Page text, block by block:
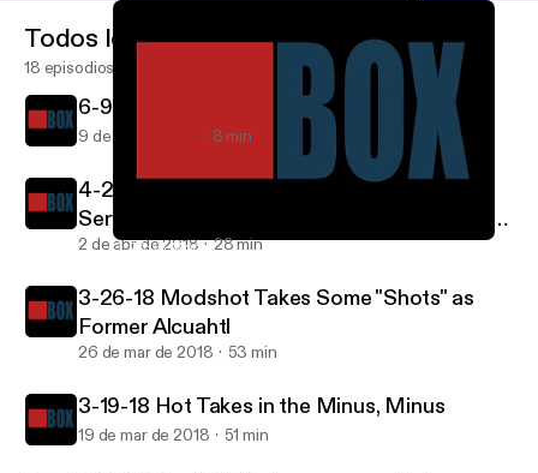
3-26-18 Modshot Takes Some "Shots" as Former Alcuahtl
Todos los episodios
18 episodios
6-9-18 Season 2 Premiere and Trailer
9 de jun de 2018 8 min
4-2-18 deadbeef Expands on the new Civ-
Server, and a Personal Message from Me to
You
2 de abr de 2018 28 min
3-26-18 Modshot Takes Some "Shots" as
Former Alcuahtl
26 de mar de 2018 53 min
3-19-18 Hot Takes in the Minus, Minus
19 de mar de 2018 51 min